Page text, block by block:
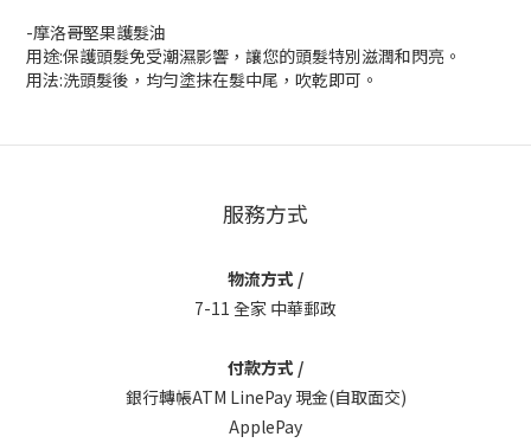
-摩洛哥堅果護髮油
用途:保護頭髮免受潮濕影響，讓您的頭髮特別滋潤和閃亮。
用法:洗頭髮後，均勻塗抹在髮中尾，吹乾即可。
服務方式
物流方式 /
7-11 全家 中華郵政
付款方式 /
銀行轉帳ATM LinePay 現金(自取面交)
ApplePay